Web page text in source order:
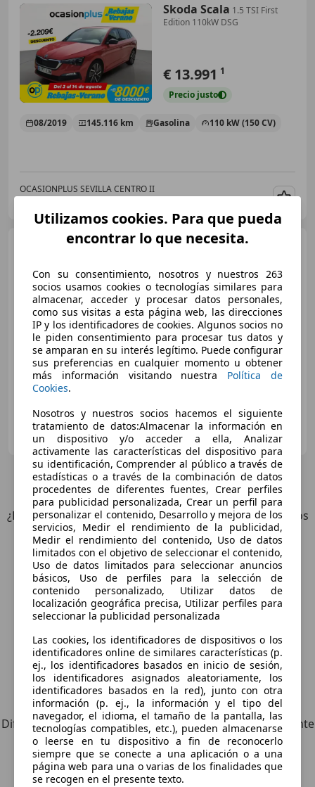
Skoda Scala 1.5 TSI First
Edition 110kW DSG
€ 13.991 1
Precio justo
08/2019 145.116 km Gasolina 110 kW (150 CV)
OCASIONPLUS SEVILLA CENTRO II
Skoda Scala 1.5 TSI First
€ 13.991
Precio justo
08/2019 145.116 km Gasolina 110 kW (150 CV)
OCASIONPLUS MOTRIL
ES-18600 Motril
4Ofertaspara Skoda Scala
¿Desea ser informado automáticamente sobre vehículos
nuevos para su búsqueda?
Guardar búsqueda
Explora vehículos similares
Diferente de tus criterios de búsqueda, pero posiblemente
una coincidencia perfecta.
Utilizamos cookies. Para que pueda
encontrar lo que necesita.
Con su consentimiento, nosotros y nuestros 263
socios usamos cookies o tecnologías similares para
almacenar, acceder y procesar datos personales,
como sus visitas a esta página web, las direcciones
IP y los identificadores de cookies. Algunos socios no
le piden consentimiento para procesar tus datos y
se amparan en su interés legítimo. Puede configurar
sus preferencias en cualquier momento u obtener
más información visitando nuestra Política de
Cookies.
Nosotros y nuestros socios hacemos el siguiente
tratamiento de datos:Almacenar la información en
un dispositivo y/o acceder a ella, Analizar
activamente las características del dispositivo para
su identificación, Comprender al público a través de
estadísticas o a través de la combinación de datos
procedentes de diferentes fuentes, Crear perfiles
para publicidad personalizada, Crear un perfil para
personalizar el contenido, Desarrollo y mejora de los
servicios, Medir el rendimiento de la publicidad,
Medir el rendimiento del contenido, Uso de datos
limitados con el objetivo de seleccionar el contenido,
Uso de datos limitados para seleccionar anuncios
básicos, Uso de perfiles para la selección de
contenido personalizado, Utilizar datos de
localización geográfica precisa, Utilizar perfiles para
seleccionar la publicidad personalizada
Las cookies, los identificadores de dispositivos o los
identificadores online de similares características (p.
ej., los identificadores basados en inicio de sesión,
los identificadores asignados aleatoriamente, los
identificadores basados en la red), junto con otra
información (p. ej., la información y el tipo del
navegador, el idioma, el tamaño de la pantalla, las
tecnologías compatibles, etc.), pueden almacenarse
o leerse en tu dispositivo a fin de reconocerlo
siempre que se conecte a una aplicación o a una
página web para una o varias de los finalidades que
se recogen en el presente texto.